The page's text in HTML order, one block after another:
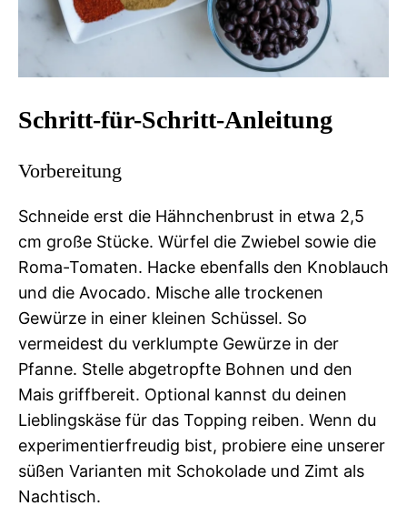
Schritt-für-Schritt-Anleitung
Vorbereitung
Schneide erst die Hähnchenbrust in etwa 2,5
cm große Stücke. Würfel die Zwiebel sowie die
Roma-Tomaten. Hacke ebenfalls den Knoblauch
und die Avocado. Mische alle trockenen
Gewürze in einer kleinen Schüssel. So
vermeidest du verklumpte Gewürze in der
Pfanne. Stelle abgetropfte Bohnen und den
Mais griffbereit. Optional kannst du deinen
Lieblingskäse für das Topping reiben. Wenn du
experimentierfreudig bist, probiere eine unserer
süßen Varianten mit Schokolade und Zimt als
Nachtisch.